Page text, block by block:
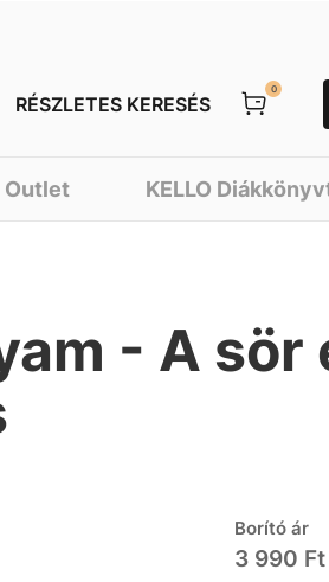
RÉSZLETES KERESÉS
0
Outlet KELLO
- A sör
Borító ár
3 990 Ft